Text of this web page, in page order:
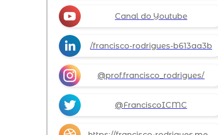
Canal do Youtube
/francisco-rodrigues-b613aa3b
@prof.francisco_rodrigues/
@FranciscoICMC